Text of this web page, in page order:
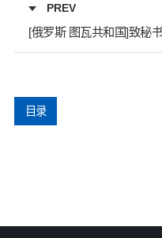
PREV
目录